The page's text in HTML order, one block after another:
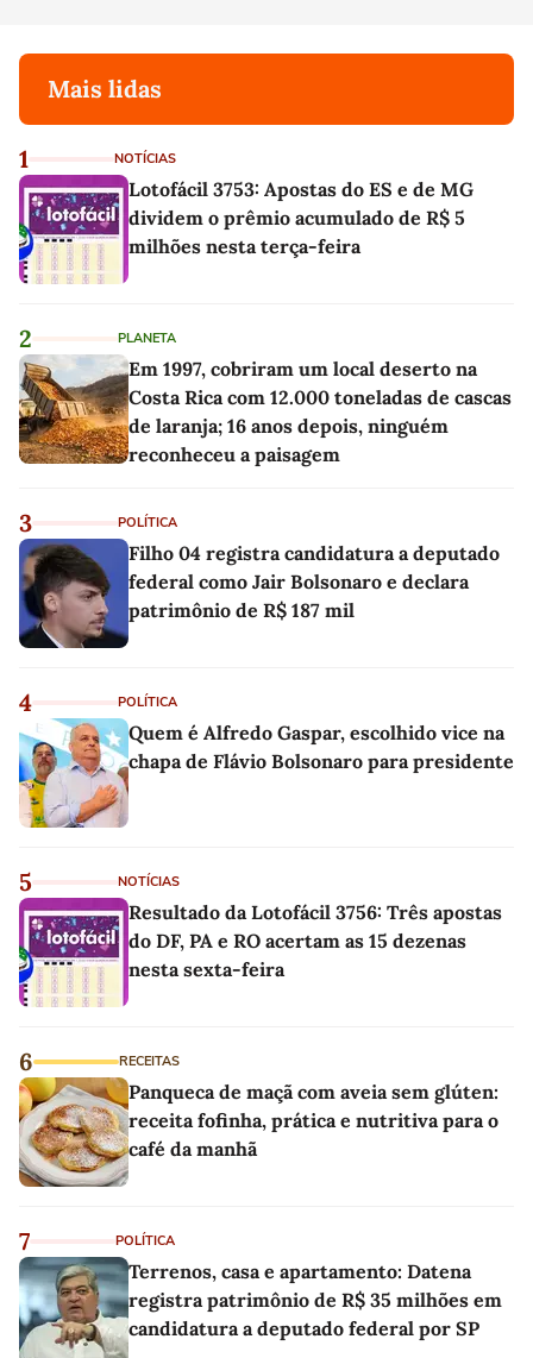
Mais lidas
1 NOTÍCIAS
Lotofácil 3753: Apostas do ES e de MG
dividem o prêmio acumulado de R$ 5
milhões nesta terça-feira
2 PLANETA
Em 1997, cobriram um local deserto na
Costa Rica com 12.000 toneladas de cascas
de laranja; 16 anos depois, ninguém
reconheceu a paisagem
3 POLÍTICA
Filho 04 registra candidatura a deputado
federal como Jair Bolsonaro e declara
patrimônio de R$ 187 mil
4 POLÍTICA
Quem é Alfredo Gaspar, escolhido vice na
chapa de Flávio Bolsonaro para presidente
5 NOTÍCIAS
Resultado da Lotofácil 3756: Três apostas
do DF, PA e RO acertam as 15 dezenas
nesta sexta-feira
6 RECEITAS
Panqueca de maçã com aveia sem glúten:
receita fofinha, prática e nutritiva para o
café da manhã
7 POLÍTICA
Terrenos, casa e apartamento: Datena
registra patrimônio de R$ 35 milhões em
candidatura a deputado federal por SP